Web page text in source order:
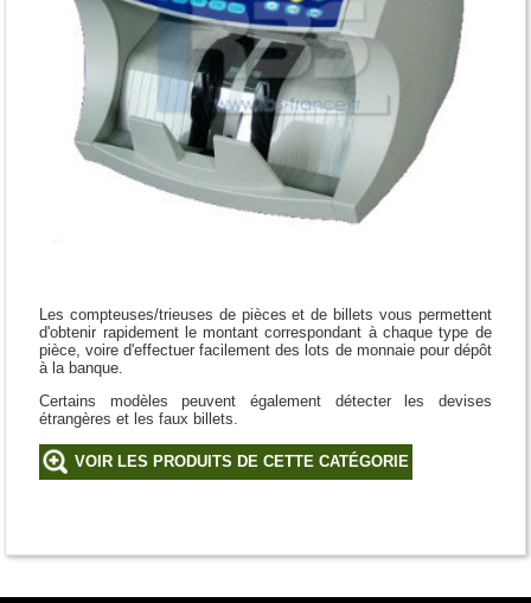
Les compteuses/trieuses de pièces et de billets vous permettent
d'obtenir rapidement le montant correspondant à chaque type de
pièce, voire d'effectuer facilement des lots de monnaie pour dépôt
à la banque.
Certains modèles peuvent également détecter les devises
étrangères et les faux billets.
VOIR LES PRODUITS DE CETTE CATÉGORIE